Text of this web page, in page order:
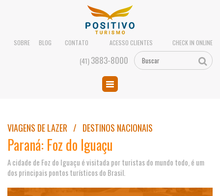
SOBRE BLOG CONTATO ACESSO CLIENTES CHECK IN ONLINE
(41)3883-8000
VIAGENS DE LAZER / DESTINOS NACIONAIS
Paraná: Foz do Iguaçu
A cidade de Foz do Iguaçu é visitada por turistas do mundo todo, é um
dos principais pontos turísticos do Brasil.